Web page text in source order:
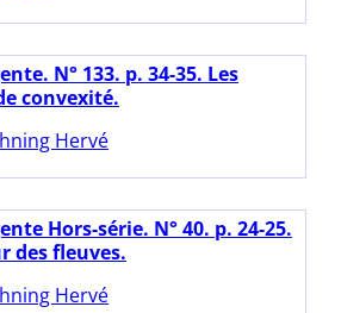
N° 133. p. 34-35. Les
convexité.
Hervé
Hors-série. N° 40. p. 24-25.
des fleuves.
Hervé